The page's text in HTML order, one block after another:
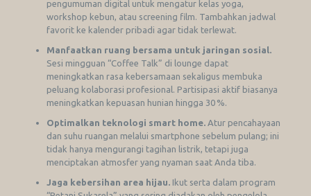
pengumuman digital untuk mengatur kelas yoga,
workshop kebun, atau screening film. Tambahkan jadwal
favorit ke kalender pribadi agar tidak terlewat.
Manfaatkan ruang bersama untuk jaringan sosial.
Sesi mingguan “Coffee Talk” di lounge dapat
meningkatkan rasa kebersamaan sekaligus membuka
peluang kolaborasi profesional. Partisipasi aktif biasanya
meningkatkan kepuasan hunian hingga 30 %.
Optimalkan teknologi smart home. Atur pencahayaan
dan suhu ruangan melalui smartphone sebelum pulang; ini
tidak hanya mengurangi tagihan listrik, tetapi juga
menciptakan atmosfer yang nyaman saat Anda tiba.
Jaga kebersihan area hijau. Ikut serta dalam program